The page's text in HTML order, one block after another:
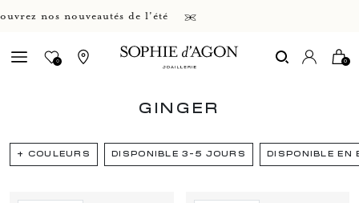
nouveautés de l'été
0 0
GINGER
+ COULEURS DISPONIBLE 3-5 JOURS DISPONIBLE EN